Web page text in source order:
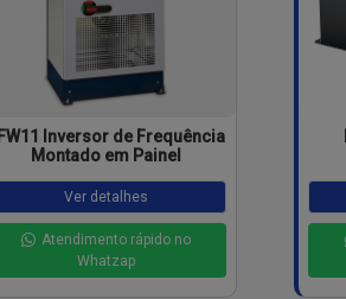
Inversor de Frequência
Montado em Painel
Ver detalhes
Atendimento rápido no
Whatzap